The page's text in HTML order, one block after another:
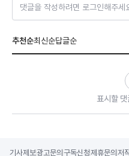
댓글을 작성하려면 로그인해주세
추천순최신순답글순
표시할
기사제보광고문의 구독신청제휴문의 저